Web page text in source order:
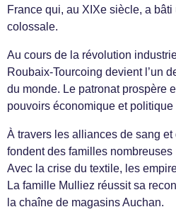
France qui, au XIXe siècle, a
colossale.
Au cours de la révolution
Roubaix-Tourcoing devient l’un
du monde. Le patronat prospère
pouvoirs économique et politique
À travers les alliances de sang et
fondent des familles
Avec la crise du textile, les
La famille Mulliez réussit sa
la chaîne de magasins Auchan.